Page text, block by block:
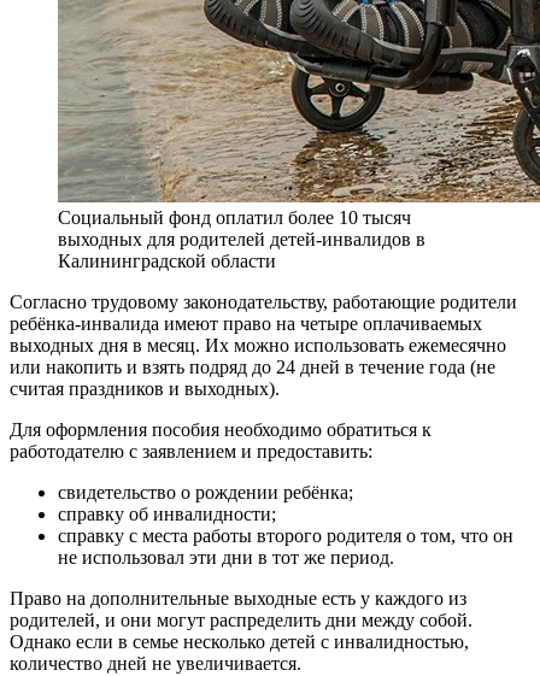
Социальный фонд оплатил более 10 тысяч
выходных для родителей детей-инвалидов в
Калининградской области
Согласно трудовому законодательству, работающие родители
ребёнка-инвалида имеют право на четыре оплачиваемых
выходных дня в месяц. Их можно использовать ежемесячно
или накопить и взять подряд до 24 дней в течение года (не
считая праздников и выходных).
Для оформления пособия необходимо обратиться к
работодателю с заявлением и предоставить:
свидетельство о рождении ребёнка;
справку об инвалидности;
справку с места работы второго родителя о том, что он
не использовал эти дни в тот же период.
Право на дополнительные выходные есть у каждого из
родителей, и они могут распределить дни между собой.
Однако если в семье несколько детей с инвалидностью,
количество дней не увеличивается.